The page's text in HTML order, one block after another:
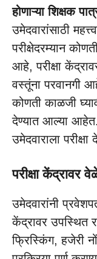
होणाऱ्या शिक्षक
उमेदवारांसाठी
परीक्षेदरम्यान
आहे, परीक्षा
वस्तूंना परवानगी
कोणती काळजी
देण्यात आल्या
उमेदवाराला
परीक्षा केंद्रावर
उमेदवारांनी
केंद्रावर उपस्थित
फ्रिस्किंग, हजेरी